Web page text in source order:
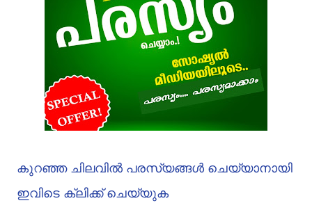
കുറഞ്ഞ ചിലവിൽ പരസ്യങ്ങൾ ചെയ്യാനായി
ഇവിടെ ക്ലിക്ക് ചെയ്യുക